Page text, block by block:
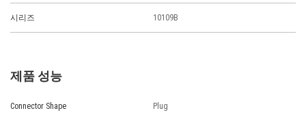
시리즈 10109B
제품 성능
Connector Shape Plug